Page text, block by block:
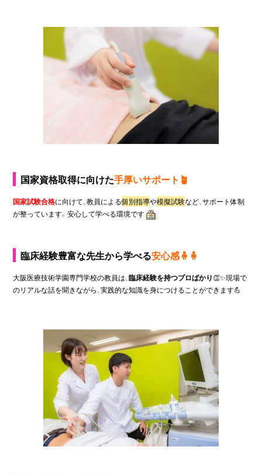
国家資格取得に向けた手厚いサポート 🪴
国家試験合格に向けて、教員による個別指導や模擬試験など、サポート体制
が整っています。安心して学べる環境です
臨床経験豊富な先生から学べる安心感🧍‍
大阪医療技術学園専門学校の教員は、臨床経験を持つプロばかり👏✨現場で
のリアルな話を聞きながら、実践的な知識を身につけることができます💪